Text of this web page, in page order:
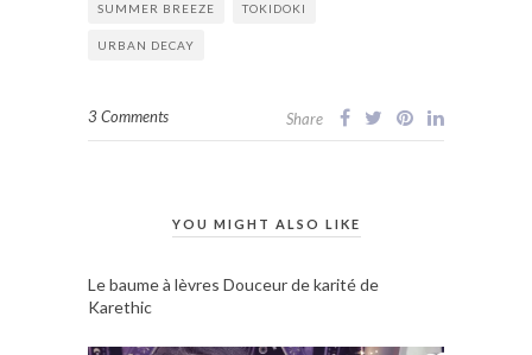
SUMMER BREEZE TOKIDOKI
URBAN DECAY
3 Comments Share
YOU MIGHT ALSO LIKE
Le baume à lèvres Douceur de karité de
Karethic